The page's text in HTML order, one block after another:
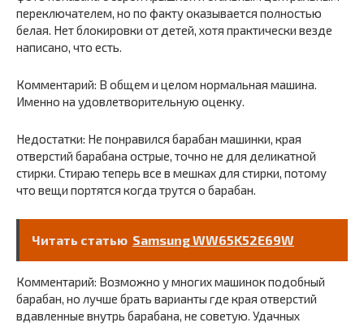
переключателем, но по факту оказывается полностью
белая. Нет блокировки от детей, хотя практически везде
написано, что есть.
Комментарий: В общем и целом нормальная машина.
Именно на удовлетворительную оценку.
Недостатки: Не понравился барабан машинки, края
отверстий барабана острые, точно не для деликатной
стирки. Стираю теперь все в мешках для стирки, потому
что вещи портятся когда трутся о барабан.
Читать статью Samsung WW65K52E69W
Комментарий: Возможно у многих машинок подобный
барабан, но лучше брать варианты где края отверстий
вдавленные внутрь барабана, не советую. Удачных